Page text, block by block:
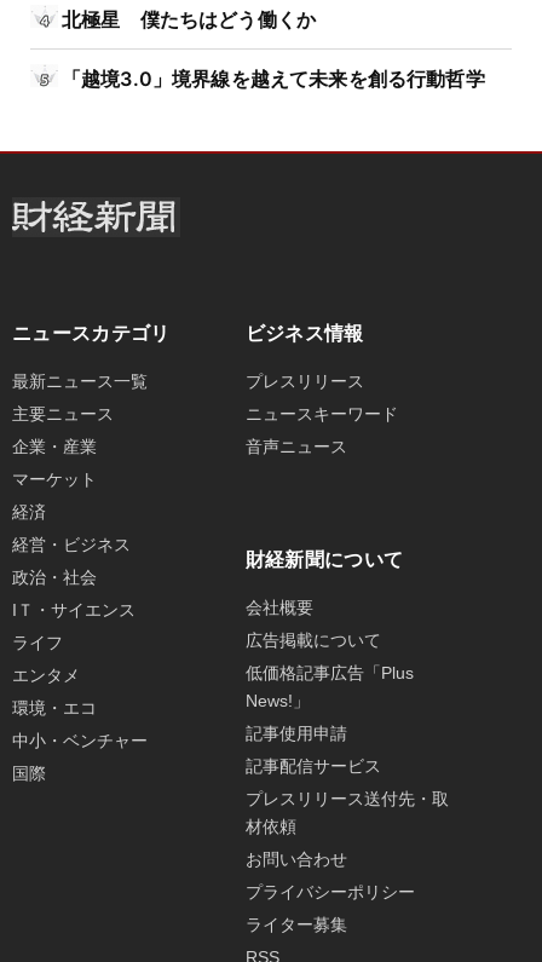
北極星 僕たちはどう働くか
「越境3.0」境界線を越えて未来を創る行動哲学
ニュースカテゴリ
最新ニュース一覧
主要ニュース
企業・産業
マーケット
経済
経営・ビジネス
政治・社会
IＴ・サイエンス
ライフ
エンタメ
環境・エコ
中小・ベンチャー
国際
ビジネス情報
プレスリリース
ニュースキーワード
音声ニュース
財経新聞について
会社概要
広告掲載について
低価格記事広告「Plus
News!」
記事使用申請
記事配信サービス
プレスリリース送付先・取
材依頼
お問い合わせ
プライバシーポリシー
ライター募集
RSS